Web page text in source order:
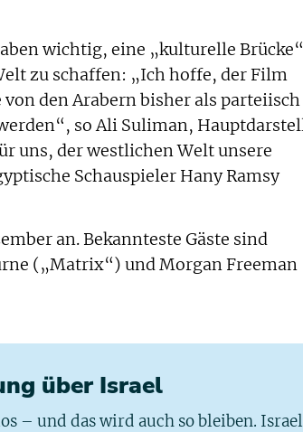
wichtig, eine „kulturelle Brücke“
zu schaffen: „Ich hoffe, der Film
den Arabern bisher als parteiisch
so Ali Suliman,
uns, der westlichen Welt unsere
Schauspieler Hany Ramsy
an. Bekannteste Gäste sind
(„Matrix“) und Morgan Freeman
über Israel
– und das wird auch so bleiben.